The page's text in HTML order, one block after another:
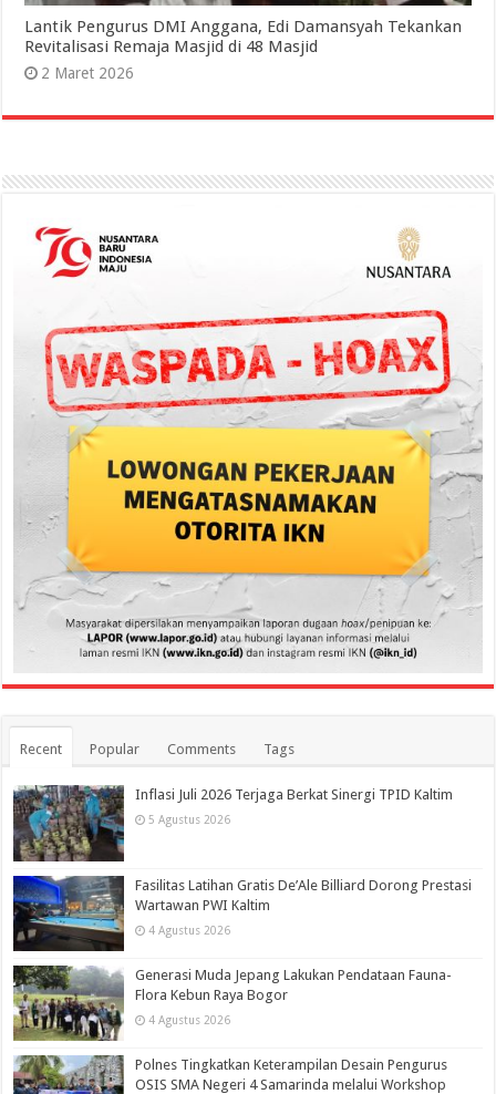
Lantik Pengurus DMI Anggana, Edi Damansyah Tekankan
Revitalisasi Remaja Masjid di 48 Masjid
2 Maret 2026
Recent Popular Comments Tags
Inflasi Juli 2026 Terjaga Berkat Sinergi TPID Kaltim
5 Agustus 2026
Fasilitas Latihan Gratis De’Ale Billiard Dorong Prestasi
Wartawan PWI Kaltim
4 Agustus 2026
Generasi Muda Jepang Lakukan Pendataan Fauna-
Flora Kebun Raya Bogor
4 Agustus 2026
Polnes Tingkatkan Keterampilan Desain Pengurus
OSIS SMA Negeri 4 Samarinda melalui Workshop